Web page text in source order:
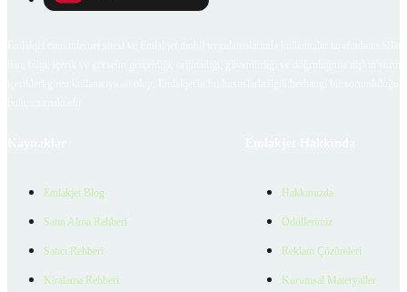
Emlakjet Blog
Satın Alma Rehberi
Satıcı Rehberi
Kiralama Rehberi
Hakkımızda
Ödüllerimiz
Reklam Çözümleri
Kurumsal Materyaller